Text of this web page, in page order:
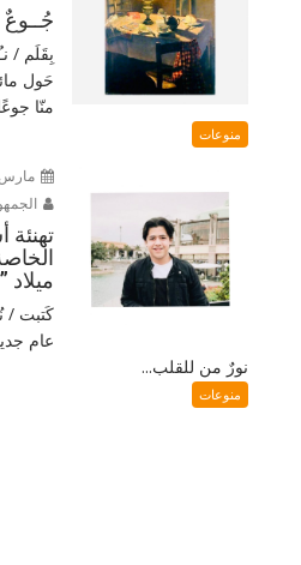
جُــوعٌ
بِقَلَم /
حَول
منّا
منوعات
مارس 6, 2026
تهنئة
كَتبت /
عام
نورٌ من للقلب...
منوعات